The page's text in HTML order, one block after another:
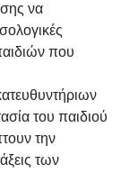
να
που
του παιδιού
την
των